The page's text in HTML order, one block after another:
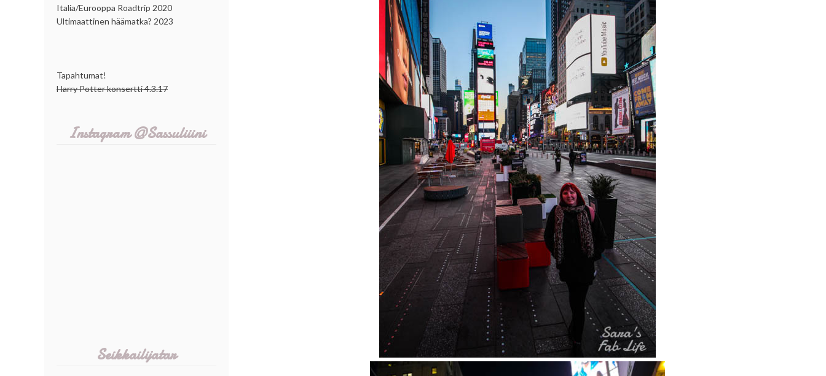
Italia/Eurooppa Roadtrip 2020
Ultimaattinen häämatka? 2023
Tapahtumat!
Harry Potter konsertti 4.3.17
Instagram @Sassuliiini
Seikkailijatar